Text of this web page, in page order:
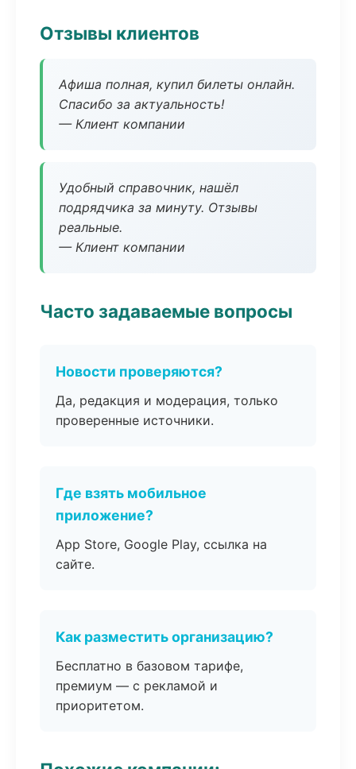
Отзывы клиентов
Афиша полная, купил билеты онлайн.
Спасибо за актуальность!
— Клиент компании
Удобный справочник, нашёл
подрядчика за минуту. Отзывы
реальные.
— Клиент компании
Часто задаваемые вопросы
Новости проверяются?
Да, редакция и модерация, только
проверенные источники.
Где взять мобильное
приложение?
App Store, Google Play, ссылка на
сайте.
Как разместить организацию?
Бесплатно в базовом тарифе,
премиум — с рекламой и
приоритетом.